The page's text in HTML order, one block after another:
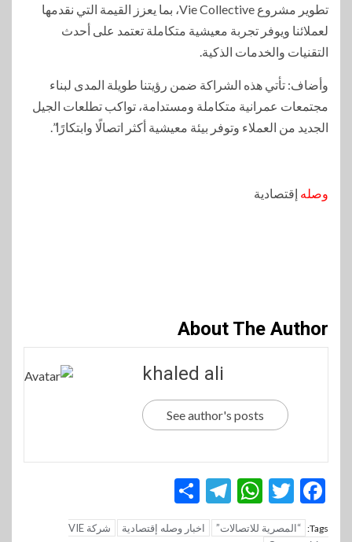
تطوير مشروع Vie Collective، بما يعزز القيمة التي نقدمها
لعملائنا ويوفر تجربة معيشية متكاملة تعتمد على أحدث
التقنيات والخدمات الذكية.
وأضاف: تأتي هذه الشراكة ضمن رؤيتنا طويلة المدى لبناء
مجتمعات عمرانية متكاملة ومستدامة، تواكب تطلعات الجيل
الجديد من العملاء وتوفر بيئة معيشية أكثر اتصالًا وابتكارًا”.
وصله إقتصادية
About The Author
khaled ali
See author's posts
Facebook
Twitter
WhatsApp
Telegram
Tags: “المصرية للاتصالات” اخبار وصله إقتصادية
شركة VIE